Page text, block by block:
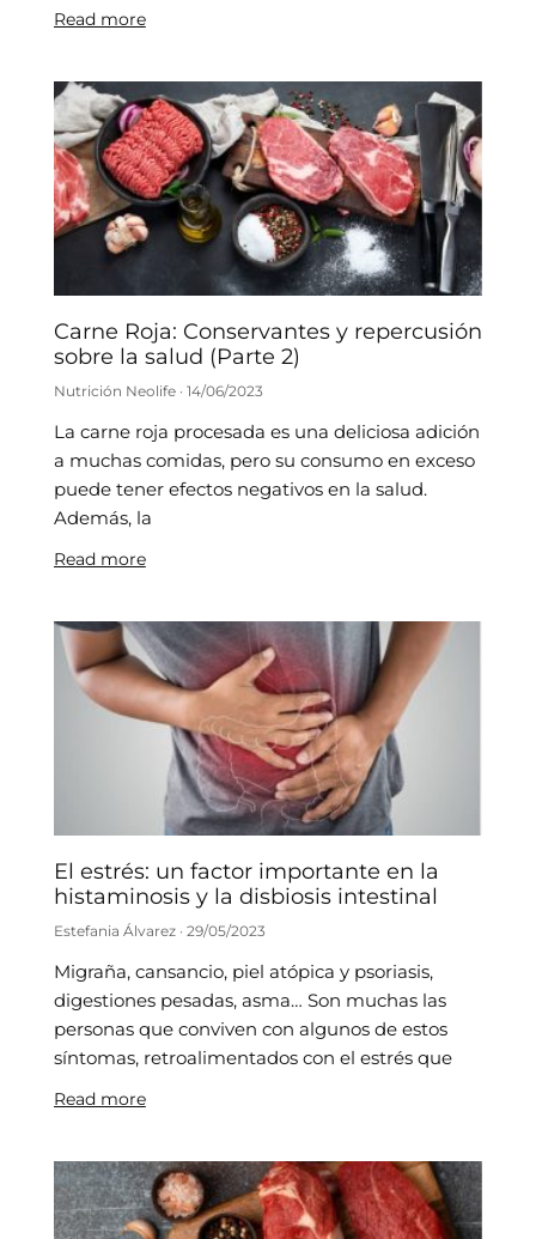
Read more
Carne Roja: Conservantes y repercusión
sobre la salud (Parte 2)
Nutrición Neolife 14/06/2023
La carne roja procesada es una deliciosa adición
a muchas comidas, pero su consumo en exceso
puede tener efectos negativos en la salud.
Además, la
Read more
El estrés: un factor importante en la
histaminosis y la disbiosis intestinal
Estefania Álvarez 29/05/2023
Migraña, cansancio, piel atópica y psoriasis,
digestiones pesadas, asma… Son muchas las
personas que conviven con algunos de estos
síntomas, retroalimentados con el estrés que
Read more